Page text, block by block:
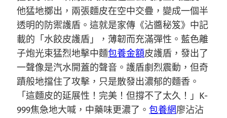
他猛地擲出，兩張麵皮在空中交疊，變成一個半
透明的防禦護盾。這就是家傳《沾醬秘笈》中記
載的「水餃皮護盾」，薄韌而充滿彈性。藍色離
子炮光束猛烈地擊中麵包養金額皮護盾，發出了
一聲像是汽水開蓋的聲音。護盾劇烈震動，但奇
蹟般地擋住了攻擊，只是散發出濃郁的麵香。
「這麵皮的延展性！完美！但撐不了太久！」K-
999焦急地大喊，中藥味更濃了。 包養網廖沾沾